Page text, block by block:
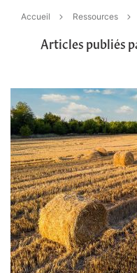
Accueil Ressources
Articles publiés